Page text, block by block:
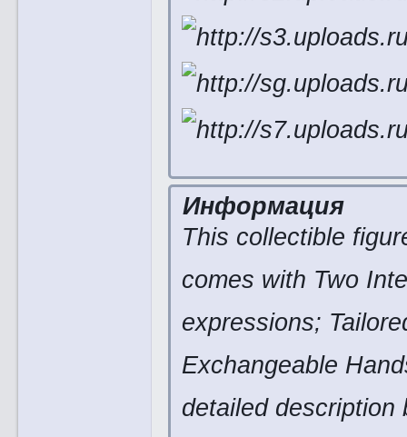
Информация
This collectible
comes with Two
expressions;
Exchangeable
detailed description